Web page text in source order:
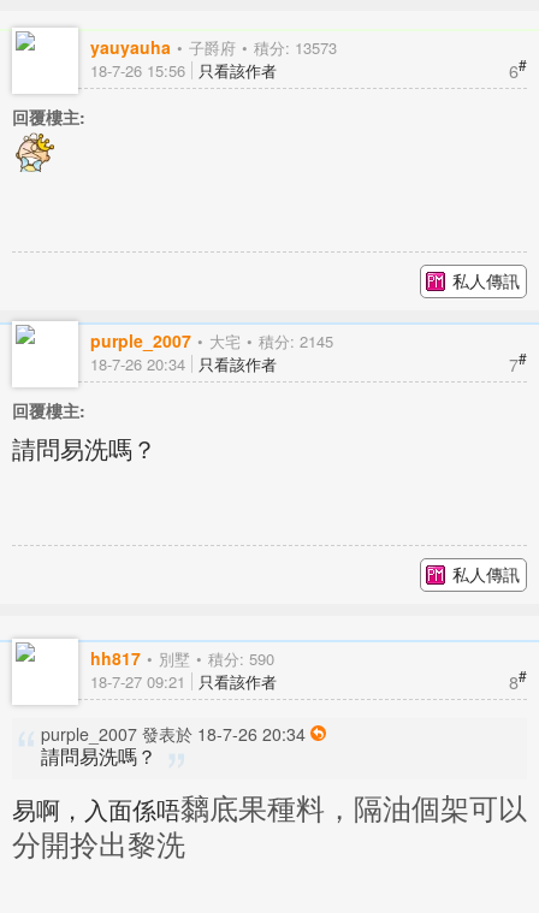
yauyauha 子爵府 積分: 13573
6#
18-7-26 15:56 只看該作者
回覆樓主:
私人傳訊
purple_2007 大宅 積分: 2145
7#
18-7-26 20:34 只看該作者
回覆樓主:
請問易洗嗎？
私人傳訊
hh817 別墅 積分: 590
8#
18-7-27 09:21 只看該作者
purple_2007 發表於 18-7-26 20:34
請問易洗嗎？
易啊，入面係唔黐底果種料，隔油個架可以
分開拎出黎洗